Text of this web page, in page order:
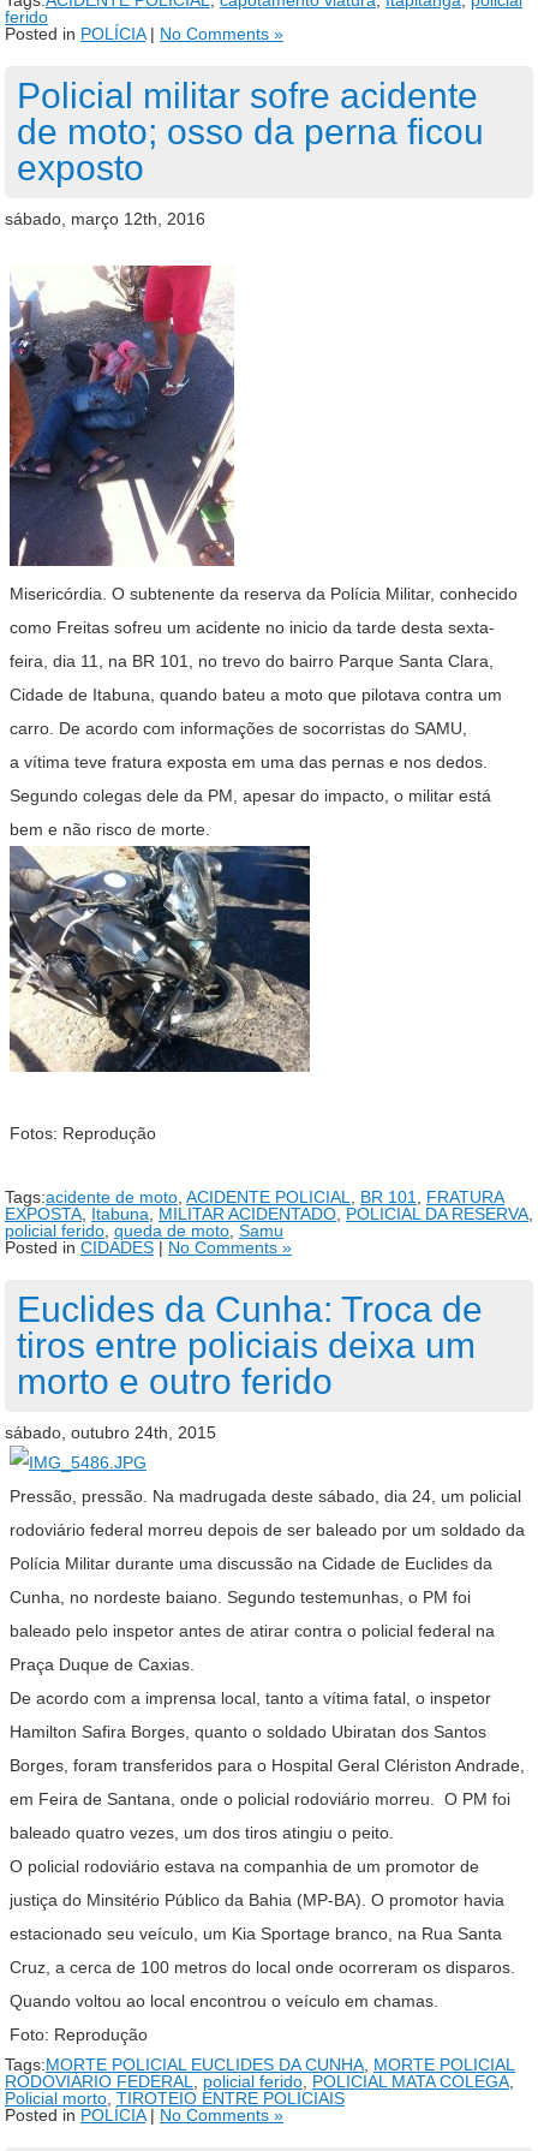
ferido
Posted in POLÍCIA| No Comments »
Policial militar sofre acidente
de moto; osso da perna ficou
exposto
sábado, março 12th, 2016
Misericórdia. O subtenente da reserva da Polícia Militar, conhecido
como Freitas sofreu um acidente no inicio da tarde desta sexta-
feira, dia 11, na BR 101, no trevo do bairro Parque Santa Clara,
Cidade de Itabuna, quando bateu a moto que pilotava contra um
carro. De acordo com informações de socorristas do SAMU,
a vítima teve fratura exposta em uma das pernas e nos dedos.
Segundo colegas dele da PM, apesar do impacto, o militar está
bem e não risco de morte.
Fotos: Reprodução
Tags:acidente de moto ACIDENTE POLICIAL BR 101
FRATURA
EXPOSTA Itabuna MILITAR ACIDENTADO POLICIAL DA RESERVA
policial ferido queda de moto Samu
Posted in CIDADES | No Comments »
Euclides da Cunha: Troca de
tiros entre policiais deixa um
morto e outro ferido
sábado, outubro 24th, 2015
Pressão, pressão. Na madrugada deste sábado, dia 24, um policial
rodoviário federal morreu depois de ser baleado por um soldado da
Polícia Militar durante uma discussão na Cidade de Euclides da
Cunha, no nordeste baiano. Segundo testemunhas, o PM foi
baleado pelo inspetor antes de atirar contra o policial federal na
Praça Duque de Caxias.
De acordo com a imprensa local, tanto a vítima fatal, o inspetor
Hamilton Safira Borges, quanto o soldado Ubiratan dos Santos
Borges, foram transferidos para o Hospital Geral Clériston Andrade,
em Feira de Santana, onde o policial rodoviário morreu. O PM foi
baleado quatro vezes, um dos tiros atingiu o peito.
O policial rodoviário estava na companhia de um promotor de
justiça do Minsitério Público da Bahia (MP-BA). O promotor havia
estacionado seu veículo, um Kia Sportage branco, na Rua Santa
Cruz, a cerca de 100 metros do local onde ocorreram os disparos.
Quando voltou ao local encontrou o veículo em chamas.
Foto: Reprodução
Tags:MORTE POLICIAL EUCLIDES DA CUNHA MORTE POLICIAL
RODOVIÁRIO FEDERAL
policial ferido POLICIAL MATA COLEGA
Policial morto TIROTEIO ENTRE POLICIAIS
Posted in POLÍCIA| No Comments »